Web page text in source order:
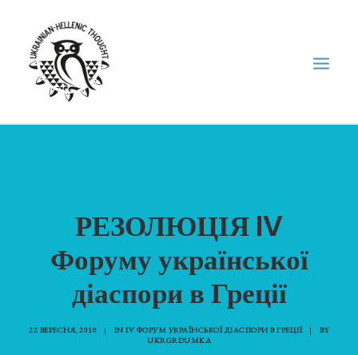
ФОРУМ УКРАЇНСЬКОЇ ДІАСПОРИ В ГРЕЦІЇ
ПРО НАС
“ВІСНИК”/”ΑΓΓΕΛΙΑΦΌΡΟΣ”
РЕЗОЛЮЦІЯ IV
Форуму української
діаспори в Греції
22 ВЕРЕСНЯ, 2010 | INIV ФОРУМ УКРАЇНСЬКОЇ ДІАСПОРИ В ГРЕЦІЇ |
BY
UKRGRDUMKA